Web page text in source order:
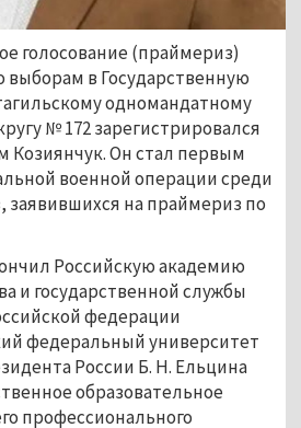
голосование (праймериз)
выборам в Государственную
одномандатному
№ 172 зарегистрировался
Козиянчук. Он стал первым
военной операции среди
заявившихся на праймериз по
Российскую академию
и государственной службы
федерации
федеральный университет
России Б. Н. Ельцина
образовательное
профессионального